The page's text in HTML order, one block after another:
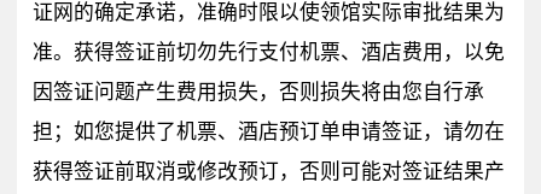
证网的确定承诺，准确时限以使领馆实际审批结果为
准。获得签证前切勿先行支付机票、酒店费用，以免
因签证问题产生费用损失，否则损失将由您自行承
担；如您提供了机票、酒店预订单申请签证，请勿在
获得签证前取消或修改预订，否则可能对签证结果产